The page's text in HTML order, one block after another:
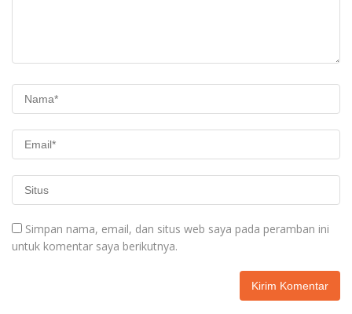
Simpan nama, email, dan situs web saya pada peramban ini
untuk komentar saya berikutnya.